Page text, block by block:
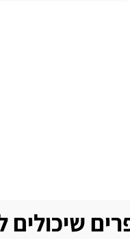
שיכולים